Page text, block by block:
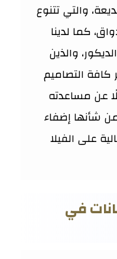
والتي تتنوع
كما لدينا
والذين
كافة التصاميم
عن مساعدته
من شأنها إضفاء
على الفيلا
في